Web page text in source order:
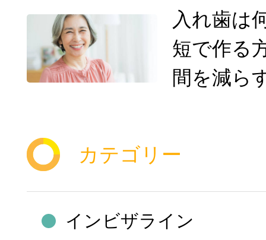
入れ歯は
短で作る
間を減ら
カテゴリー
インビザライン